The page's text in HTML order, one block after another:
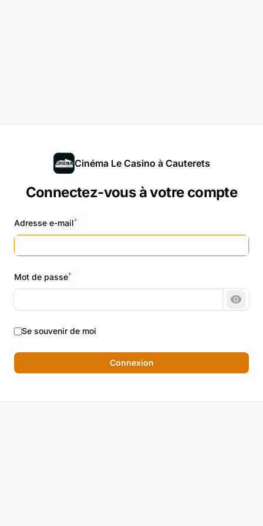
Cinéma Le Casino à Cauterets
Connectez-vous à votre compte
Adresse e-mail*
Mot de passe*
Se souvenir de moi
Connexion